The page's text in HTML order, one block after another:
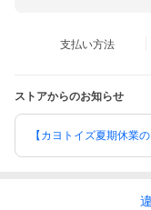
支払い方法
ストアからのお知らせ
【カヨトイズ夏期休業の